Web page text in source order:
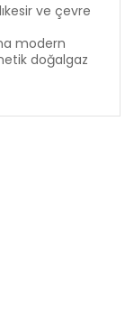
ve çevre
modern
doğalgaz